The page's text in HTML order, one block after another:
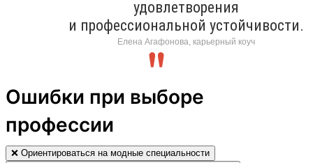
удовлетворения
и профессиональной устойчивости.
Елена Агафонова, карьерный коуч
Ошибки при выборе
профессии
❌ Ориентироваться на модные специальности